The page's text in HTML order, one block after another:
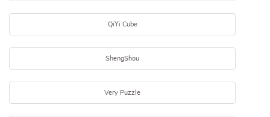
QiYi Cube
ShengShou
Very Puzzle